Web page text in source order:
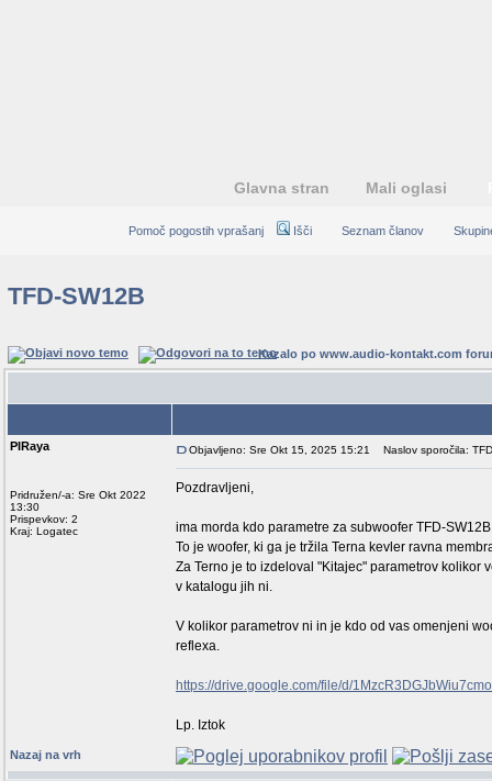
Glavna stran Mali oglasi
Pomoč pogostih vprašanj Išči Seznam članov
TFD-SW12B
Kazalo po www.audio-kontakt.com
PIRaya
Pridružen/-a: Sre Okt 2022
13:30
Prispevkov: 2
Kraj: Logatec
Objavljeno: Sre Okt 15, 2025 15:21 Naslov sporočila:
Pozdravljeni,
ima morda kdo parametre za subwoofer TFD-
To je woofer, ki ga je tržila Terna kevler ravna
Za Terno je to izdeloval "Kitajec" parametrov kolikor
v katalogu jih ni.
V kolikor parametrov ni in je kdo od vas omenjeni
reflexa.
https://drive.google.com/file/d/
Lp. Iztok
Nazaj na vrh